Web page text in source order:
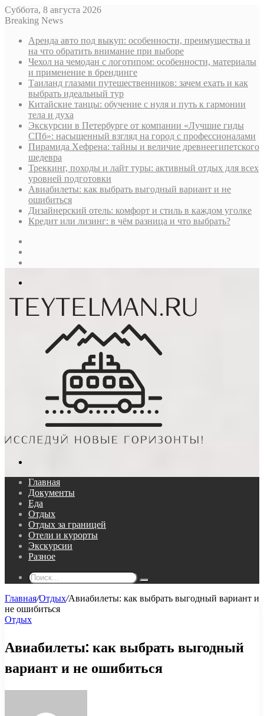
Суббота, 8 августа 2026
Breaking News
Аренда авто под выкуп: особенности, преимущества и
на что обратить внимание при выборе
Чехол на чемодан с логотипом: особенности, материалы
и применение в брендинге
Таиланд глазами путешественников: зачем ехать и как
выбрать идеальный тур
Китайские танцы: обучение с нуля и путь к гармонии
тела и духа
Экскурсии в Петербурге от компании «Лучшие гиды
СПб»: насыщенный взгляд на город с профессионалами
Пирамида Хефрена: тайны и величие древнеегипетского
шедевра
Треккинг, походы и лайт туры: активный отдых для всех
уровней подготовки
Авиабилеты: как выбрать выгодный вариант и не
ошибиться
Дизайнерский отель: комфорт и стиль в каждом уголке
Кредит или лизинг: в чём разница и что выбрать?
Главная
Документы
Еда
Отдых
Отдых за границей
Отели и курорты
Экскурсии
Разное
Поиск...
Главная/Отдых/Авиабилеты: как выбрать выгодный вариант и
не ошибиться
Отдых
Авиабилеты: как выбрать выгодный
вариант и не ошибиться